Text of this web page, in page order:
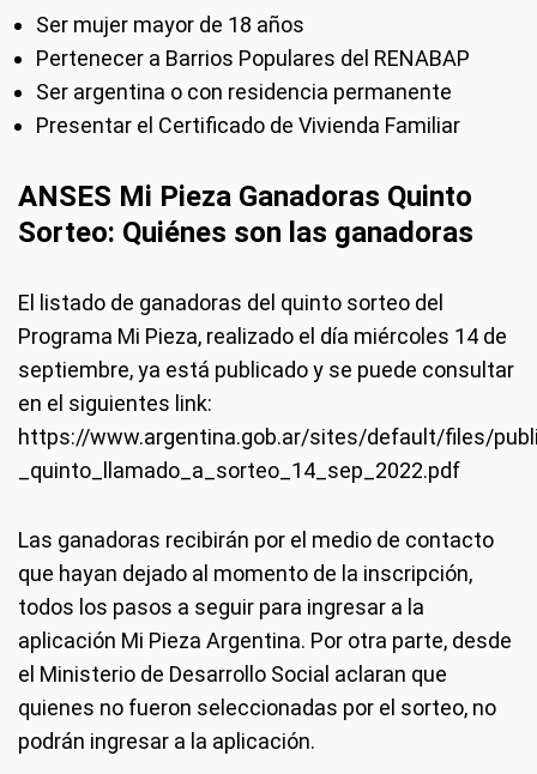
Ser mujer mayor de 18 años
Pertenecer a Barrios Populares del RENABAP
Ser argentina o con residencia permanente
Presentar el Certificado de Vivienda Familiar
ANSES Mi Pieza Ganadoras Quinto
Sorteo: Quiénes son las ganadoras
El listado de ganadoras del quinto sorteo del
Programa Mi Pieza, realizado el día miércoles 14 de
septiembre, ya está publicado y se puede consultar
en el siguientes link:
https://www.argentina.gob.ar/sites/default/files/
_quinto_llamado_a_sorteo_14_sep_2022.pdf
Las ganadoras recibirán por el medio de contacto
que hayan dejado al momento de la inscripción,
todos los pasos a seguir para ingresar a la
aplicación Mi Pieza Argentina. Por otra parte, desde
el Ministerio de Desarrollo Social aclaran que
quienes no fueron seleccionadas por el sorteo, no
podrán ingresar a la aplicación.